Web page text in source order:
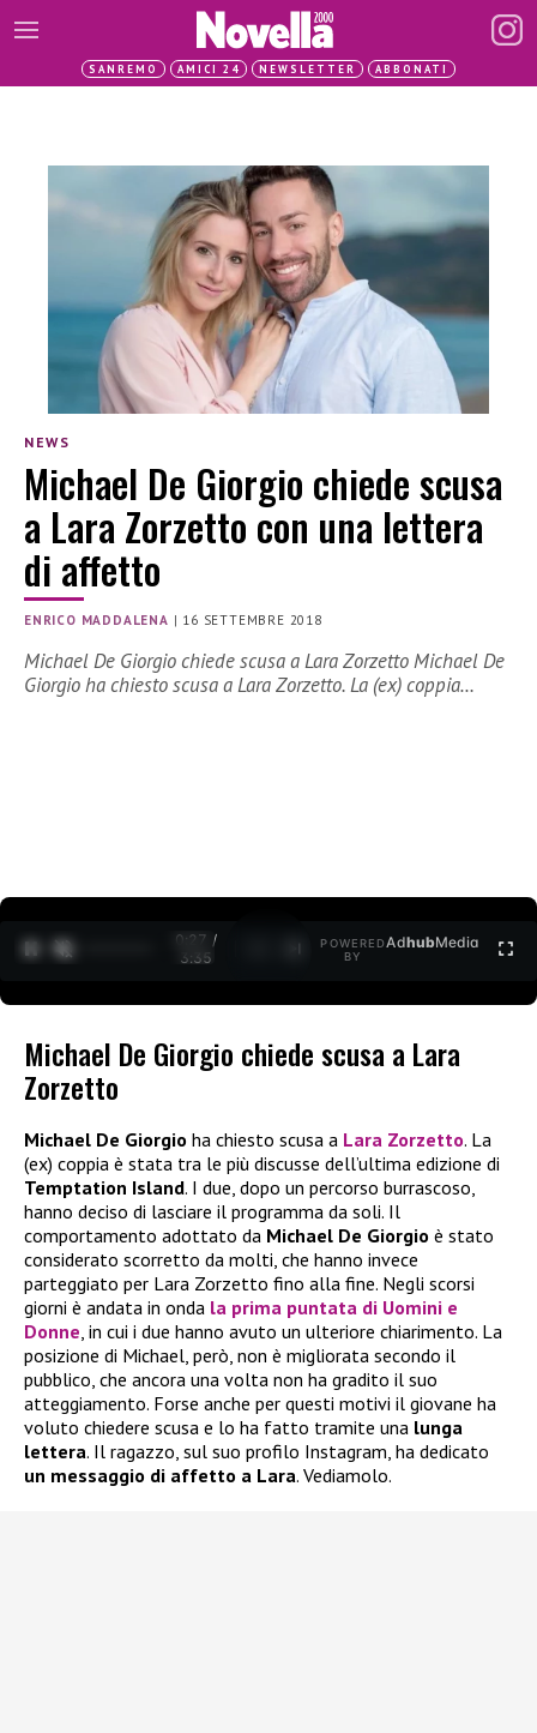
SANREMO AMICI 24 NEWSLETTER ABBONATI
NEWS
Michael De Giorgio chiede scusa
a Lara Zorzetto con una lettera
di affetto
ENRICO MADDALENA | 16 SETTEMBRE 2018
Michael De Giorgio chiede scusa a Lara Zorzetto Michael De
Giorgio ha chiesto scusa a Lara Zorzetto. La (ex) coppia…
0:27 /
3:35
POWERED
BY
AdhubMedia
Michael De Giorgio chiede scusa a Lara
Zorzetto
Michael De Giorgio ha chiesto scusa a Lara Zorzetto. La
(ex) coppia è stata tra le più discusse dell’ultima edizione di
Temptation Island. I due, dopo un percorso burrascoso,
hanno deciso di lasciare il programma da soli. Il
comportamento adottato da Michael De Giorgio è stato
considerato scorretto da molti, che hanno invece
parteggiato per Lara Zorzetto fino alla fine. Negli scorsi
giorni è andata in onda la prima puntata di Uomini e
Donne, in cui i due hanno avuto un ulteriore chiarimento. La
posizione di Michael, però, non è migliorata secondo il
pubblico, che ancora una volta non ha gradito il suo
atteggiamento. Forse anche per questi motivi il giovane ha
voluto chiedere scusa e lo ha fatto tramite una lunga
lettera. Il ragazzo, sul suo profilo Instagram, ha dedicato
un messaggio di affetto a Lara. Vediamolo.